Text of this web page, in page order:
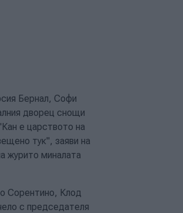
Бернал, Софи
дворец снощи
е царството на
тук", заяви на
журито миналата
Сорентино, Клод
с председателя